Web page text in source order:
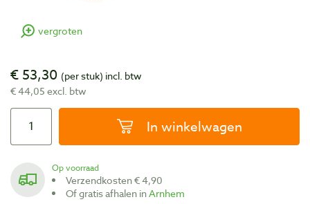
vergroten
€ 53,30 (per stuk) incl. btw
€ 44,05 excl. btw
In winkelwagen
Op voorraad
Verzendkosten € 4,90
Of gratis afhalen inArnhem